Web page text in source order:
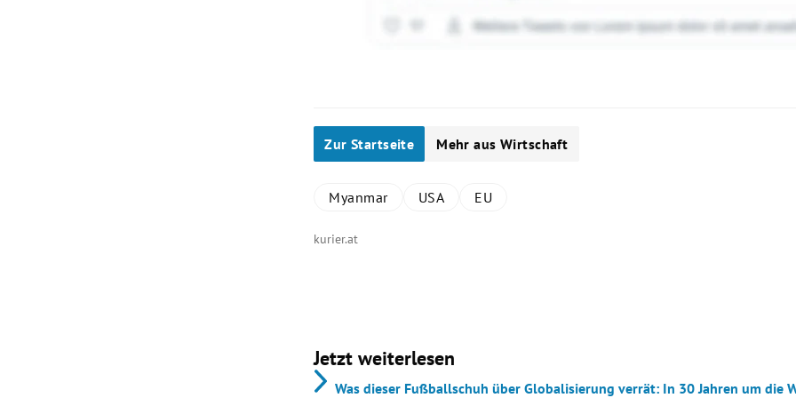
Zur Startseite Mehr aus Wirtschaft
Myanmar USA EU
kurier.at
Jetzt weiterlesen
Was dieser Fußballschuh über Globalisierung verrät: In 30 Jahren um die